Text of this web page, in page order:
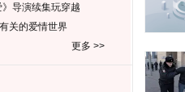
》导演续集玩穿越
关的爱情世界
更多 >>